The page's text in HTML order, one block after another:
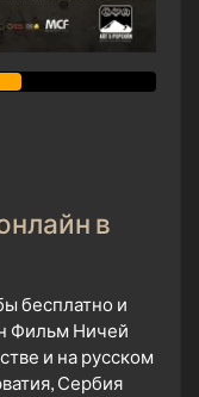
в
бесплатно и
Фильм Ничей
и на русском
Сербия